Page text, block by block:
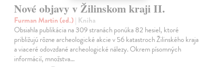
Nové objavy v Žilinskom kraji II.
Furman Martin (ed.)| Kniha
Obsiahla publikácia na 309 stranách ponúka 82 hesiel, ktoré
približujú rôzne archeologické akcie v 56 katastroch Žilinského kraja
a viaceré odovzdané archeologické nálezy. Okrem písomných
informácií, množstva…